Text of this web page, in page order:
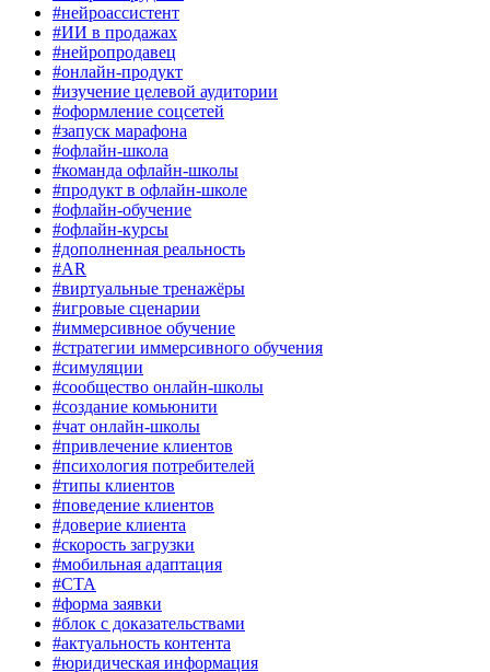
#нейроассистент
#ИИ в продажах
#нейропродавец
#онлайн-продукт
#изучение целевой аудитории
#оформление соцсетей
#запуск марафона
#офлайн-школа
#команда офлайн-школы
#продукт в офлайн-школе
#офлайн-обучение
#офлайн-курсы
#дополненная реальность
#AR
#виртуальные тренажёры
#игровые сценарии
#иммерсивное обучение
#стратегии иммерсивного обучения
#симуляции
#сообщество онлайн-школы
#создание комьюнити
#чат онлайн-школы
#привлечение клиентов
#психология потребителей
#типы клиентов
#поведение клиентов
#доверие клиента
#скорость загрузки
#мобильная адаптация
#CTA
#форма заявки
#блок с доказательствами
#актуальность контента
#юридическая информация